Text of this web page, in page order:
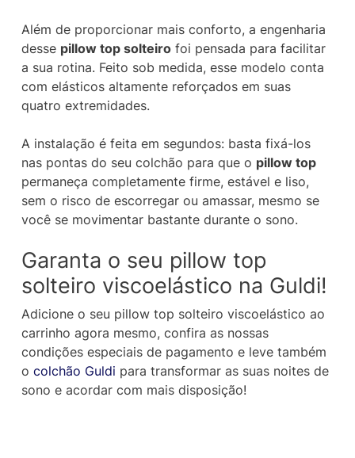
Além de proporcionar mais conforto, a engenharia
desse pillow top solteirofoi pensada para facilitar
a sua rotina. Feito sob medida, esse modelo conta
com elásticos altamente reforçados em suas
quatro extremidades.
A instalação é feita em segundos: basta fixá-los
nas pontas do seu colchão para que o pillow top
permaneça completamente firme, estável e liso,
sem o risco de escorregar ou amassar, mesmo se
você se movimentar bastante durante o sono.
Garanta o seu pillow top
solteiro viscoelástico na Guldi!
Adicione o seu pillow top solteiro viscoelástico ao
carrinho agora mesmo, confira as nossas
condições especiais de pagamento e leve também
o colchão Guldi para transformar as suas noites de
sono e acordar com mais disposição!